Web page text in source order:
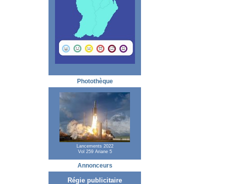
Photothèque
Lancements 2022
Vol 259 Ariane 5
Annonceurs
Régie publicitaire